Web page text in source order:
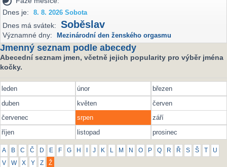
Dnes je:
8. 8. 2026 Sobota
Dnes má svátek: Soběslav
Významné dny: Mezinárodní den ženského orgasmu
Jmenný seznam podle abecedy
Abecední seznam jmen, včetně jejich popularity pro výběr jména
kočky.
leden únor
březen
duben
květen
červen
červenec
srpen
září
říjen
listopad prosinec
A B C Č D E F G H J K L M N O P Q R Ř S Š U
V W X Y Z Ž